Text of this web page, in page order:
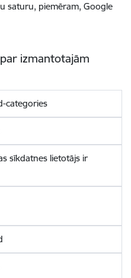
saturu, piemēram, Google
izmantotajām
categories
sīkdatnes lietotājs ir